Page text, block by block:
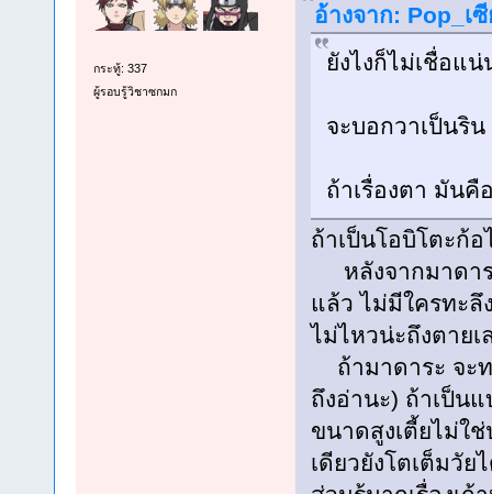
กระทู้: 337
ผู้รอบรู้วิชาซกมก
อ้างจาก: Pop_เ
ยังไงก็ไม่เชื่อแ
จะบอกวาเป็นริ
ถ้าเรื่องตา มันคื
ถ้าเป็นโอบิโตะก้
หลังจากมาดาร
แล้ว ไม่มีใครทะลึ
ไม่ไหวน่ะถึงตายเ
ถ้ามาดาระ จะ
ถึงอ่านะ) ถ้าเป็น
ขนาดสูงเตี้ยไม่ใช่
เดียวยังโตเต็มวัย